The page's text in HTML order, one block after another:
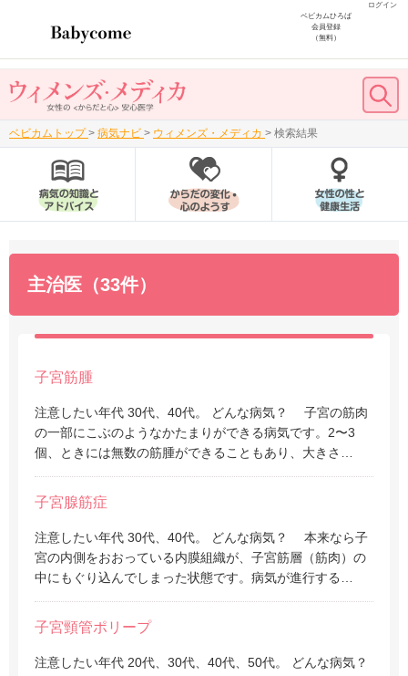
ログイン
ベビカムひろば
会員登録
（無料）
ベビカムトップ > 病気ナビ > ウィメンズ・メディカ > 検索結果
主治医（33件）
子宮筋腫
注意したい年代 30代、40代。 どんな病気？ 子宮の筋肉
の一部にこぶのようなかたまりができる病気です。2〜3
個、ときには無数の筋腫ができることもあり、大きさ…
子宮腺筋症
注意したい年代 30代、40代。 どんな病気？ 本来なら子
宮の内側をおおっている内膜組織が、子宮筋層（筋肉）の
中にもぐり込んでしまった状態です。病気が進行する…
子宮頸管ポリープ
注意したい年代 20代、30代、40代、50代。 どんな病気？